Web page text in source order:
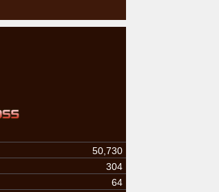
50,730
304
64